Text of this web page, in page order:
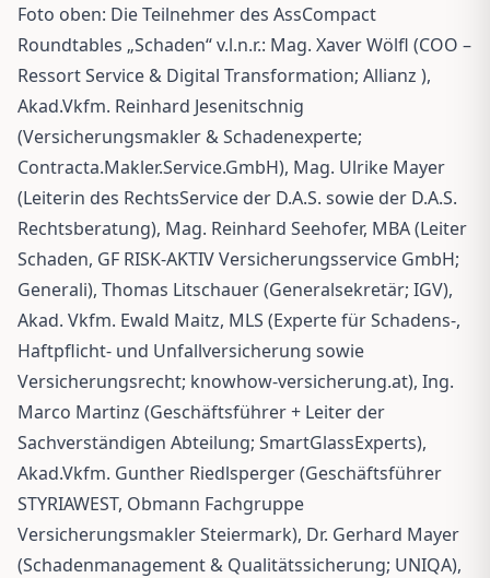
Foto oben: Die Teilnehmer des AssCompact
Roundtables „Schaden“ v.l.n.r.: Mag. Xaver Wölfl (COO –
Ressort Service & Digital Transformation; Allianz ),
Akad.Vkfm. Reinhard Jesenitschnig
(Versicherungsmakler & Schadenexperte;
Contracta.Makler.Service.GmbH), Mag. Ulrike Mayer
(Leiterin des RechtsService der D.A.S. sowie der D.A.S.
Rechtsberatung), Mag. Reinhard Seehofer, MBA (Leiter
Schaden, GF RISK-AKTIV Versicherungsservice GmbH;
Generali), Thomas Litschauer (Generalsekretär; IGV),
Akad. Vkfm. Ewald Maitz, MLS (Experte für Schadens-,
Haftpflicht- und Unfallversicherung sowie
Versicherungsrecht; knowhow-versicherung.at), Ing.
Marco Martinz (Geschäftsführer + Leiter der
Sachverständigen Abteilung; SmartGlassExperts),
Akad.Vkfm. Gunther Riedlsperger (Geschäftsführer
STYRIAWEST, Obmann Fachgruppe
Versicherungsmakler Steiermark), Dr. Gerhard Mayer
(Schadenmanagement & Qualitätssicherung; UNIQA),